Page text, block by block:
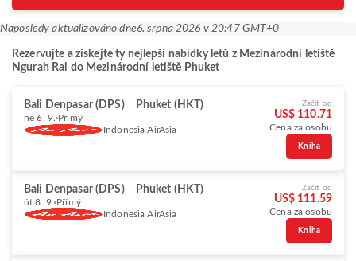
Naposledy aktualizováno dne6. srpna 2026 v 20:47 GMT+0
Rezervujte a získejte ty nejlepší nabídky letů z Mezinárodní letiště
Ngurah Rai do Mezinárodní letiště Phuket
Bali Denpasar (DPS) Phuket (HKT)
ne 6. 9. Přímý
Indonesia AirAsia
Začít od
US$ 110.71
Cena za osobu
Kniha
Bali Denpasar (DPS) Phuket (HKT)
út 8. 9. Přímý
Indonesia AirAsia
Začít od
US$ 111.59
Cena za osobu
Kniha